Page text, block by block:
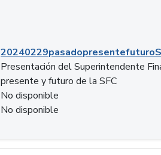
Presentación del Superintendente
presente y futuro de la SFC
No disponible
No disponible